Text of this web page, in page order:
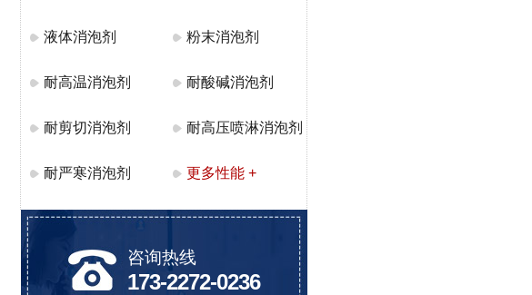
液体消泡剂 粉末消泡剂
耐高温消泡剂 耐酸碱消泡剂
耐剪切消泡剂 耐高压喷淋消泡剂
耐严寒消泡剂 更多性能 +
咨询热线
173-2272-0236